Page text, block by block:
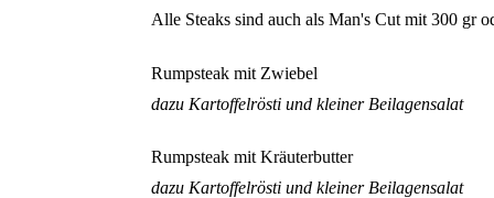
Alle Steaks sind auch als Man's Cut mit 300 gr
Rumpsteak mit Zwiebel
dazu Kartoffelrösti und kleiner Beilagensalat
Rumpsteak mit Kräuterbutter
dazu Kartoffelrösti und kleiner Beilagensalat